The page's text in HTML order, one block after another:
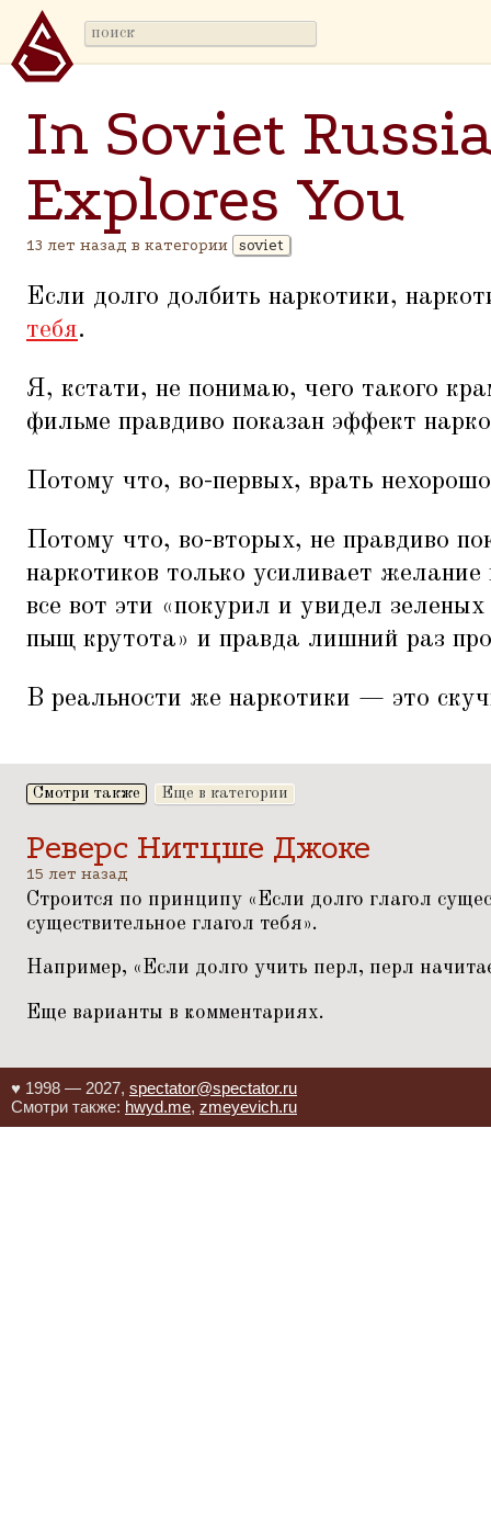
In Soviet
Explores You
13 лет назад в категории soviet
Если долго долбить наркотики,
тебя.
Я, кстати, не понимаю, чего такого
фильме правдиво показан эффект
Потому что, во-первых, врать
Потому что, во-вторых, не правдиво
наркотиков только усиливает желание
все вот эти «покурил и увидел
пыщ крутота» и правда лишний раз
В реальности же наркотики — это
Смотри также Еще в категории
Реверс Нитцше Джоке
15 лет назад
Строится по принципу «Если долго глагол
существительное глагол тебя».
Например, «Если долго учить перл, перл
Еще варианты в комментариях.
♥ 1998 — 2027, spectator@spectator.ru
Смотри также: hwyd.me, zmeyevich.ru